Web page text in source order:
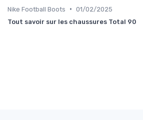
Nike Football Boots • 01/02/2025
Tout savoir sur les chaussures Total 90